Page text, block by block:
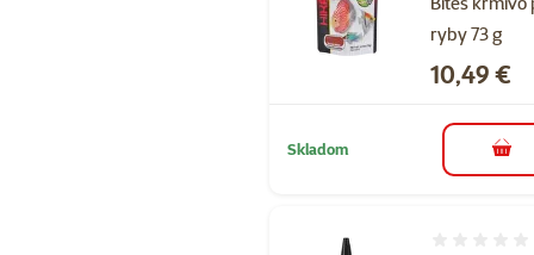
ryby 73 g
Cena
10,49 €
Skladom do